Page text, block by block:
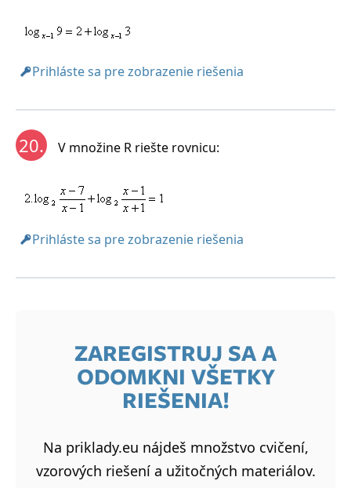
Prihláste sa pre zobrazenie riešenia
20. V množine R riešte rovnicu:
Prihláste sa pre zobrazenie riešenia
ZAREGISTRUJ SA A
ODOMKNI VŠETKY
RIEŠENIA!
Na priklady.eu nájdeš množstvo cvičení,
vzorových riešení a užitočných materiálov.